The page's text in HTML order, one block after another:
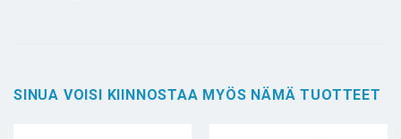
SINUA VOISI KIINNOSTAA MYÖS NÄMÄ TUOTTEET